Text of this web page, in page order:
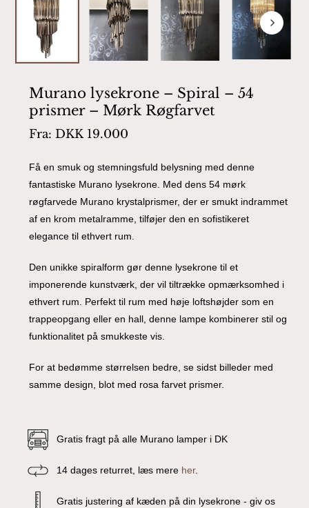
Murano lysekrone – Spiral – 54
prismer – Mørk Røgfarvet
Fra: DKK19.000
Få en smuk og stemningsfuld belysning med denne
fantastiske Murano lysekrone. Med dens 54 mørk
røgfarvede Murano krystalprismer, der er smukt indrammet
af en krom metalramme, tilføjer den en sofistikeret
elegance til ethvert rum.
Den unikke spiralform gør denne lysekrone til et
imponerende kunstværk, der vil tiltrække opmærksomhed i
ethvert rum. Perfekt til rum med høje loftshøjder som en
trappeopgang eller en hall, denne lampe kombinerer stil og
funktionalitet på smukkeste vis.
For at bedømme størrelsen bedre, se sidst billeder med
samme design, blot med rosa farvet prismer.
Gratis fragt på alle Murano lamper i DK
14 dages returret, læs mere her.
Gratis justering af kæden på din lysekrone - giv os